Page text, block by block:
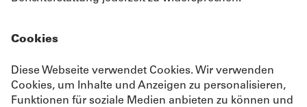
Cookies
Diese Webseite verwendet Cookies. Wir verwenden
Cookies, um Inhalte und Anzeigen zu personalisieren,
Funktionen für soziale Medien anbieten zu können und